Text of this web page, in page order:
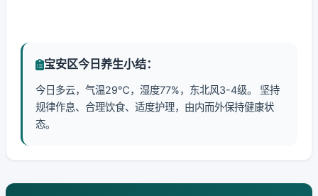
宝安区今日养生小结：
今日多云，气温29℃，湿度77%，东北风3-4级。 坚持
规律作息、合理饮食、适度护理，由内而外保持健康状
态。